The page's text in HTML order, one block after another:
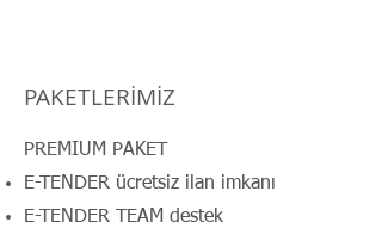
PAKETLERİMİZ
PREMIUM PAKET
E-TENDER ücretsiz ilan imkanı
E-TENDER TEAM destek